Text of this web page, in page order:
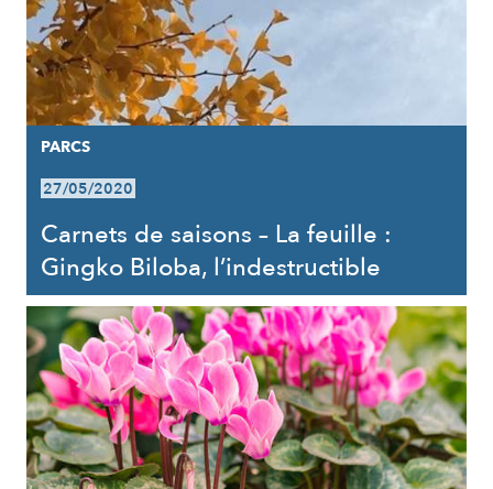
PARCS
27/05/2020
Carnets de saisons – La feuille :
Gingko Biloba, l’indestructible